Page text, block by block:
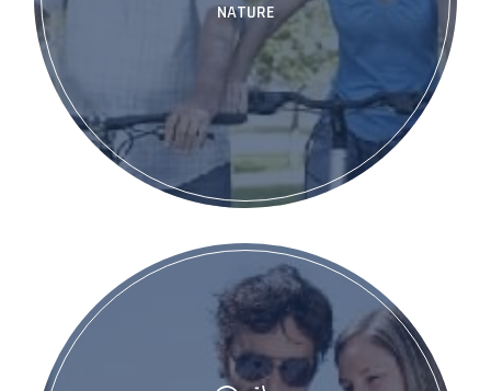
NATURE